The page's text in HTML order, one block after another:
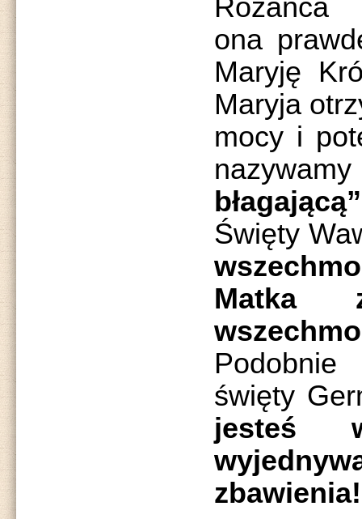
Różańca
ona
Maryję
Maryja
mocy i
błagającą”
Święty
Matka
Podobnie
święty
jesteś